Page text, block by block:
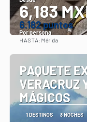
6,183
6.182 puntos
Por persona
HASTA: Mérida
PAQUETE
VERACRUZ
MÁGICOS
1 DESTINOS 3 NOCHES